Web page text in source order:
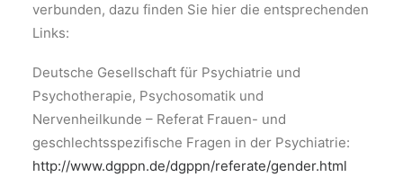
FINE FÖRDERN
SEARCH
verbunden, dazu finden Sie hier die entsprechenden
Links:
Deutsche Gesellschaft für Psychiatrie und
Psychotherapie, Psychosomatik und
Nervenheilkunde – Referat Frauen- und
geschlechtsspezifische Fragen in der Psychiatrie:
http://www.dgppn.de/dgppn/referate/gender.html